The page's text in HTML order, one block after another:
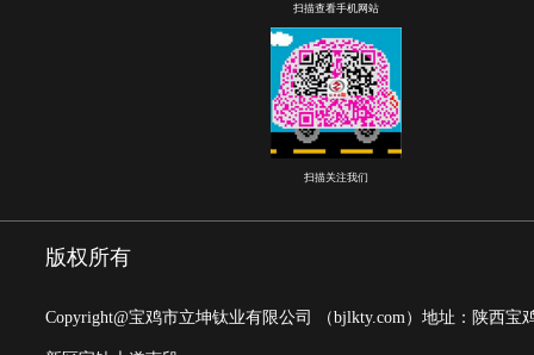
扫描查看手机网站
扫描关注我们
版权所有
Copyright@宝鸡市立坤钛业有限公司 （bjlkty.com） 地址：陕西宝